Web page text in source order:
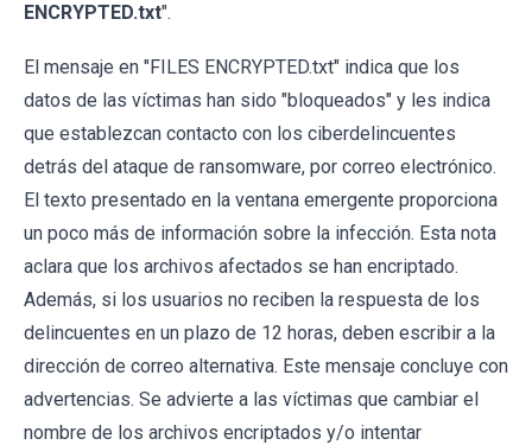
ENCRYPTED.txt".
El mensaje en "FILES ENCRYPTED.txt" indica que los
datos de las víctimas han sido "bloqueados" y les indica
que establezcan contacto con los ciberdelincuentes
detrás del ataque de ransomware, por correo electrónico.
El texto presentado en la ventana emergente proporciona
un poco más de información sobre la infección. Esta nota
aclara que los archivos afectados se han encriptado.
Además, si los usuarios no reciben la respuesta de los
delincuentes en un plazo de 12 horas, deben escribir a la
dirección de correo alternativa. Este mensaje concluye con
advertencias. Se advierte a las víctimas que cambiar el
nombre de los archivos encriptados y/o intentar